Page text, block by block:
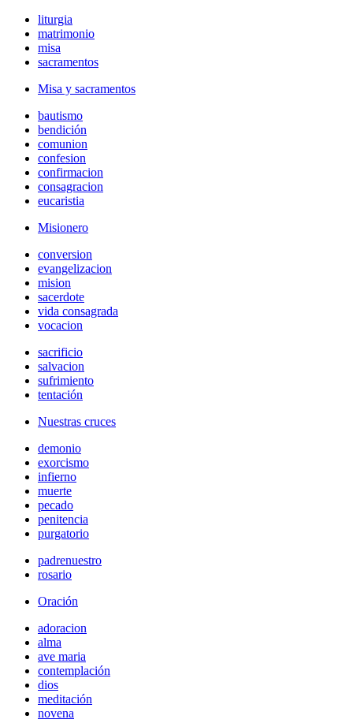
liturgia
matrimonio
misa
sacramentos
Misa y sacramentos
bautismo
bendición
comunion
confesion
confirmacion
consagracion
eucaristia
Misionero
conversion
evangelizacion
mision
sacerdote
vida consagrada
vocacion
sacrificio
salvacion
sufrimiento
tentación
Nuestras cruces
demonio
exorcismo
infierno
muerte
pecado
penitencia
purgatorio
padrenuestro
rosario
Oración
adoracion
alma
ave maria
contemplación
dios
meditación
novena